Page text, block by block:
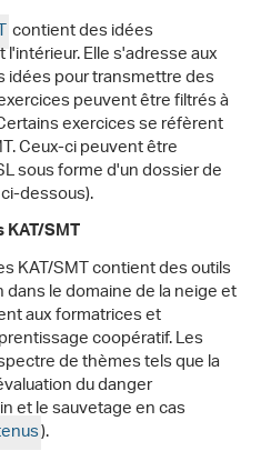
contient des idées
Elle s'adresse aux
pour transmettre des
peuvent être filtrés à
exercices se réfèrent
Ceux-ci peuvent être
sous forme d'un dossier de
dessous).
SMT
KAT/SMT contient des outils
le domaine de la neige et
aux formatrices et
coopératif. Les
de thèmes tels que la
du danger
et le sauvetage en cas
).